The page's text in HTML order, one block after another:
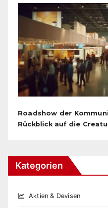
Roadshow der
Rückblick auf die
Kategorien
Aktien & Devisen